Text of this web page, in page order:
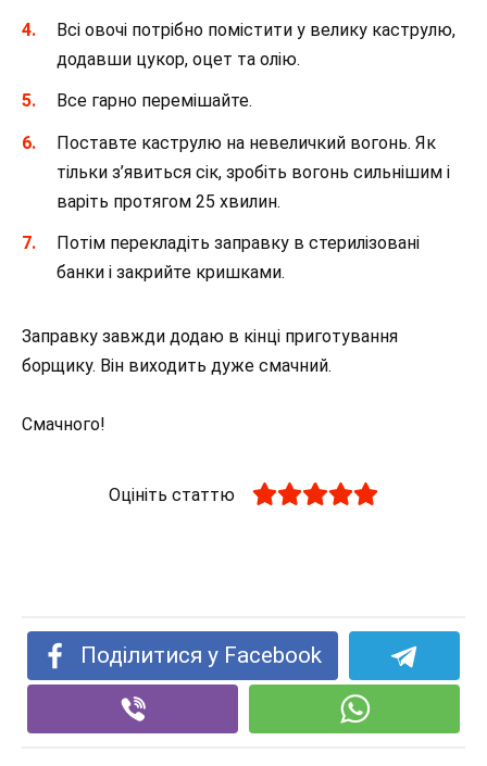
Всі овочі потрібно помістити у велику каструлю,
додавши цукор, оцет та олію.
Все гарно перемішайте.
Поставте каструлю на невеличкий вогонь. Як
тільки з’явиться сік, зробіть вогонь сильнішим і
варіть протягом 25 хвилин.
Потім перекладіть заправку в стерилізовані
банки і закрийте кришками.
Заправку завжди додаю в кінці приготування
борщику. Він виходить дуже смачний.
Смачного!
Оцініть статтю
Поділитися у Facebook